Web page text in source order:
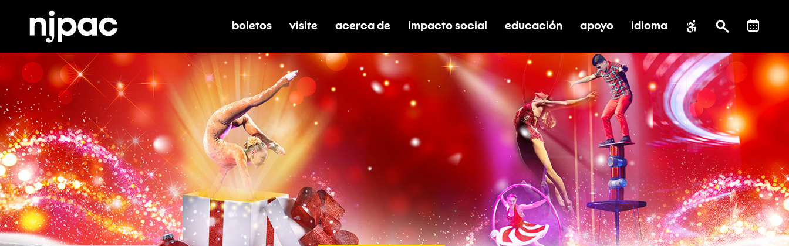
alternar submenú de boletos
boletos alternar submenú de visite
visite alternar submenú de acerca de
acerca de activar/desactivar el submenú de impacto social
impacto social alternar submenú de educación
educación alternar submenú de asistencia
apoyo idioma